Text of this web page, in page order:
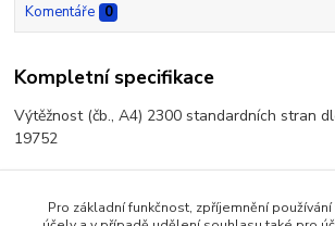
Komentáře 0
Kompletní specifikace
Výtěžnost (čb., A4) 2300 standardních stran
19752
Pro základní funkčnost, zpříjemnění